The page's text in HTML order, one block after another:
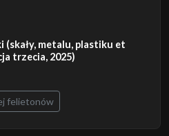
(skały, metalu, plastiku et
trzecia, 2025)
felietonów